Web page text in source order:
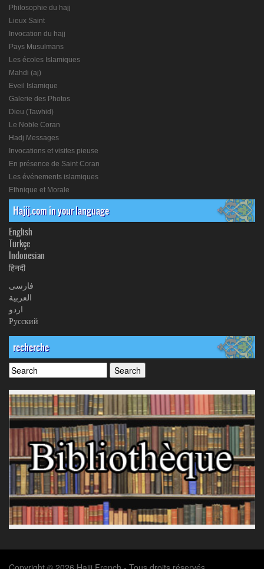
Philosophie du hajj
Lieux Saint
Invocation du hajj
Pays Musulmans
Les écoles Islamiques
Mahdi (aj)
Eveil Islamique
Galerie des Photos
Dieu (Tawhid)
Le Noble Coran
Hadj Messages
Invocations et visites pieuse
En présence de Saint Coran
Les événements islamiques
Ethnique et Morale
Hajij.com in your language
English
Türkçe
Indonesian
हिनदी
فارسی
العربیة
اردو
Русский
recherche